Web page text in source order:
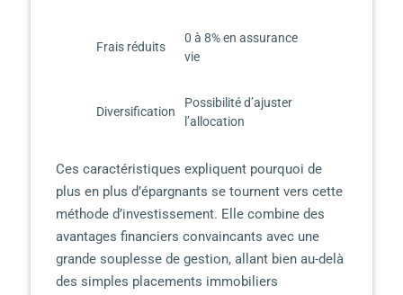
Frais réduits
0 à 8% en assurance
vie
Diversification
Possibilité d’ajuster
l’allocation
Ces caractéristiques expliquent pourquoi de
plus en plus d’épargnants se tournent vers cette
méthode d’investissement. Elle combine des
avantages financiers convaincants avec une
grande souplesse de gestion, allant bien au-delà
des simples placements immobiliers